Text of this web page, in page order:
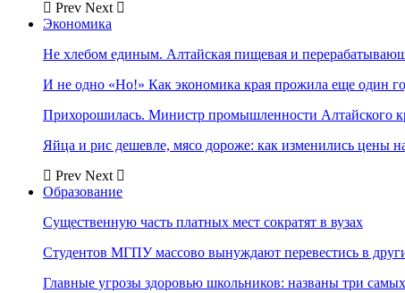
Prev Next
Экономика
Не хлебом единым. Алтайская пищевая и
И не одно «Но!» Как экономика края прожила еще один
Прихорошилась. Министр промышленности Алтайского
Яйца и рис дешевле, мясо дороже: как изменились цены
Prev Next
Образование
Существенную часть платных мест сократят в вузах
Студентов МГПУ массово вынуждают перевестись в
Главные угрозы здоровью школьников: названы три